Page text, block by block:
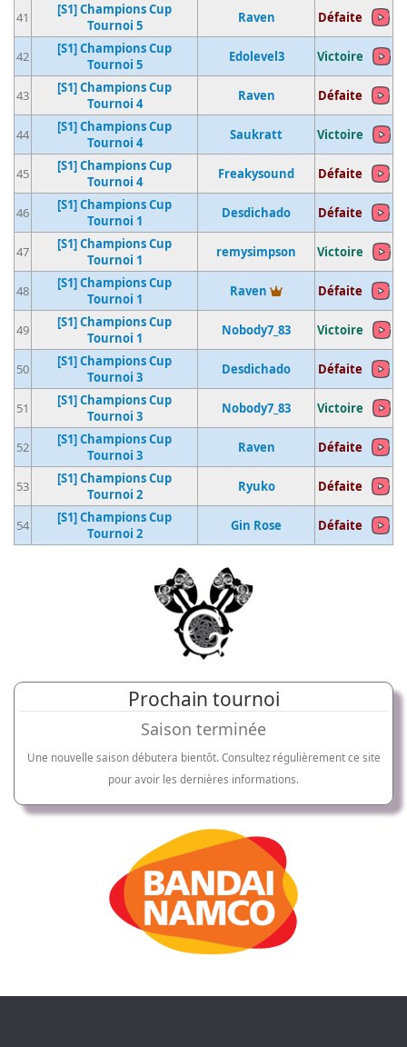
41
[S1] Champions Cup
Tournoi 5
Raven Défaite
42
[S1] Champions Cup
Tournoi 5
Edolevel3 Victoire
43
[S1] Champions Cup
Tournoi 4
Raven Défaite
44
[S1] Champions Cup
Tournoi 4
Saukratt Victoire
45
[S1] Champions Cup
Tournoi 4
Freakysound Défaite
46
[S1] Champions Cup
Tournoi 1
Desdichado Défaite
47
[S1] Champions Cup
Tournoi 1
remysimpson Victoire
48
[S1] Champions Cup
Tournoi 1
Raven Vainqueur du
Défaite
49
[S1] Champions Cup
Tournoi 1
Nobody7_83 Victoire
50
[S1] Champions Cup
Tournoi 3
Desdichado Défaite
51
[S1] Champions Cup
Tournoi 3
Nobody7_83 Victoire
52
[S1] Champions Cup
Tournoi 3
Raven Défaite
53
[S1] Champions Cup
Tournoi 2
Ryuko Défaite
54
[S1] Champions Cup
Tournoi 2
Gin Rose Défaite
Prochain tournoi
Saison terminée
Une nouvelle saison débutera bientôt. Consultez régulièrement ce site
pour avoir les dernières informations.